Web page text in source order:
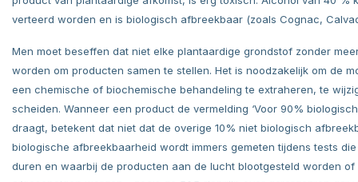
verteerd worden en is biologisch afbreekbaar (zoals Cognac,
Men moet beseffen dat niet elke plantaardige grondstof zonder
worden om producten samen te stellen. Het is noodzakelijk om de
een chemische of biochemische behandeling te extraheren, te
scheiden. Wanneer een product de vermelding ‘Voor 90%
draagt, betekent dat niet dat de overige 10% niet biologisch
biologische afbreekbaarheid wordt immers gemeten tijdens tests
duren en waarbij de producten aan de lucht blootgesteld worden of